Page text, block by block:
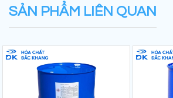
SẢN PHẨM LIÊN QUAN